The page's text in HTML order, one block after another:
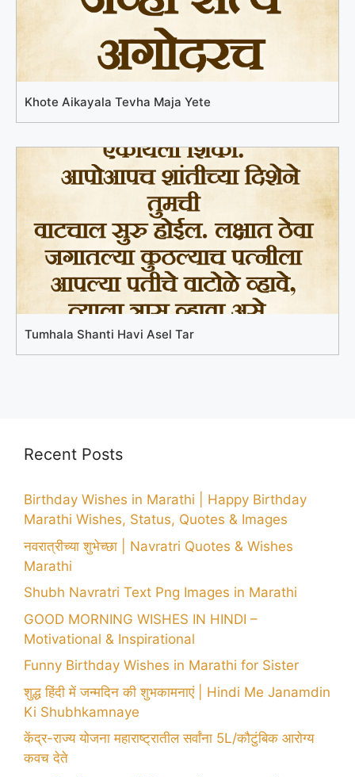
Khote Aikayala Tevha Maja Yete
Tumhala Shanti Havi Asel Tar
Recent Posts
Birthday Wishes in Marathi | Happy Birthday
Marathi Wishes, Status, Quotes & Images
नवरात्रीच्या शुभेच्छा | Navratri Quotes & Wishes
Marathi
Shubh Navratri Text Png Images in Marathi
GOOD MORNING WISHES IN HINDI –
Motivational & Inspirational
Funny Birthday Wishes in Marathi for Sister
शुद्ध हिंदी में जन्मदिन की शुभकामनाएं | Hindi Me Janamdin
Ki Shubhkamnaye
केंद्र-राज्य योजना महाराष्ट्रातील सर्वांना 5L/कौटुंबिक आरोग्य
कवच देते